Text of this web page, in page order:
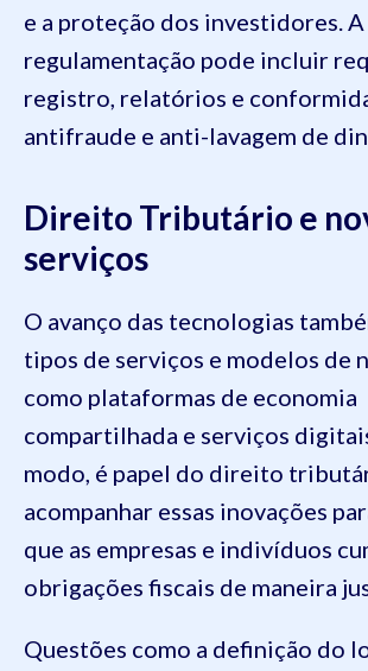
e a proteção dos investidores. A
regulamentação pode incluir
registro, relatórios e
antifraude e anti-lavagem de
Direito Tributário e
serviços
O avanço das tecnologias
tipos de serviços e modelos de
como plataformas de economia
compartilhada e serviços
modo, é papel do direito
acompanhar essas inovações
que as empresas e indivíduos
obrigações fiscais de maneira
Questões como a definição do